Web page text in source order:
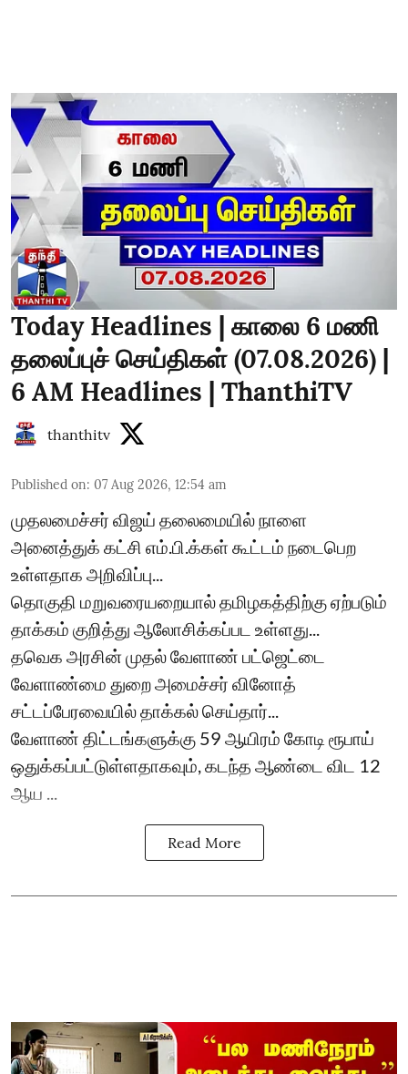
Today Headlines | காலை 6 மணி
தலைப்புச் செய்திகள் (07.08.2026) |
6 AM Headlines | ThanthiTV
thanthitv
Published on: 07 Aug 2026, 12:54 am
முதலமைச்சர் விஜய் தலைமையில் நாளை
அனைத்துக் கட்சி எம்.பி.க்கள் கூட்டம் நடைபெற
உள்ளதாக அறிவிப்பு...
தொகுதி மறுவரையறையால் தமிழகத்திற்கு ஏற்படும்
தாக்கம் குறித்து ஆலோசிக்கப்பட உள்ளது...
தவெக அரசின் முதல் வேளாண் பட்ஜெட்டை
வேளாண்மை துறை அமைச்சர் வினோத்
சட்டப்பேரவையில் தாக்கல் செய்தார்...
வேளாண் திட்டங்களுக்கு 59 ஆயிரம் கோடி ரூபாய்
ஒதுக்கப்பட்டுள்ளதாகவும், கடந்த ஆண்டை விட 12
ஆய ...
Read More